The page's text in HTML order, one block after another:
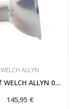
WELCH ALLYN
copy of WELCH ALLYN 04100-U лампа
145,95 €